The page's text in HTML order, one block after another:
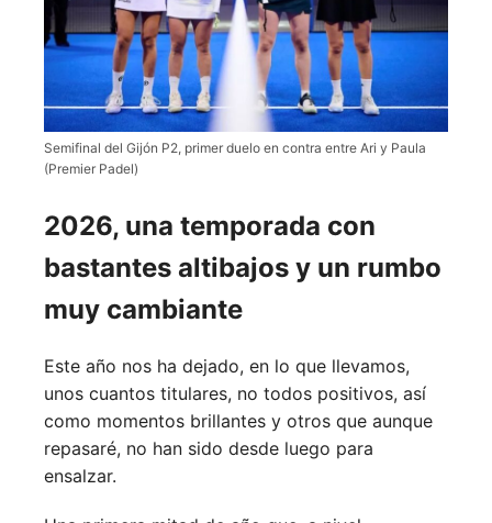
Semifinal del Gijón P2, primer duelo en contra entre Ari y Paula
(Premier Padel)
2026, una temporada con
bastantes altibajos y un rumbo
muy cambiante
Este año nos ha dejado, en lo que llevamos,
unos cuantos titulares, no todos positivos, así
como momentos brillantes y otros que aunque
repasaré, no han sido desde luego para
ensalzar.